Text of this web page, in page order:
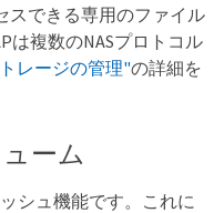
スできる専用のファイル
は複数のNASプロトコル
レージの管理"の詳細を
ーム
シュ機能です。これに